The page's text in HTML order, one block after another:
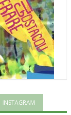
al CN Uisp
INSTAGRAM